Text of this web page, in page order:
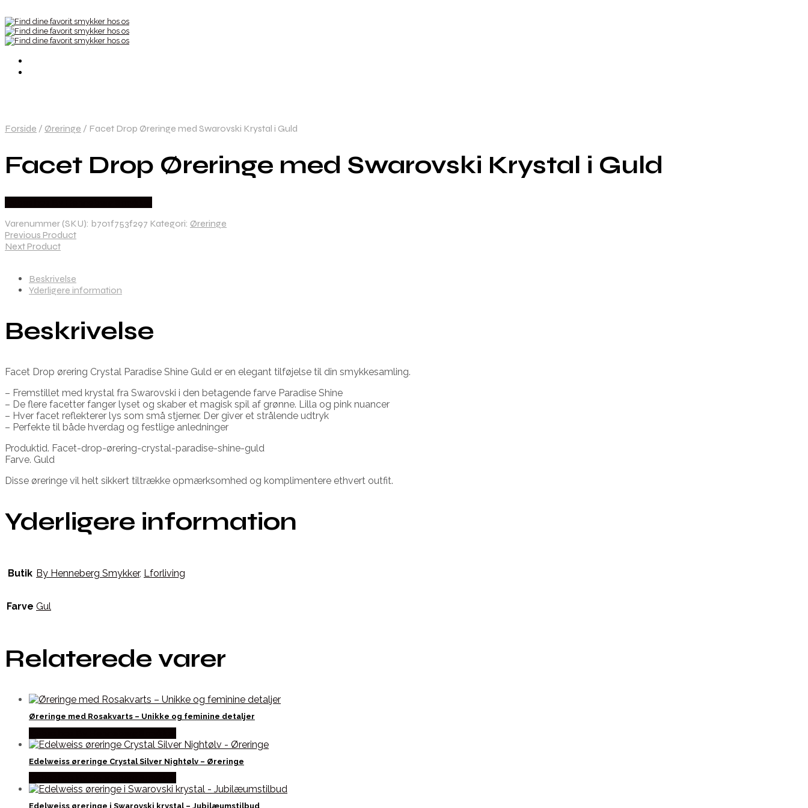
Forside / Øreringe / Facet Drop Øreringe med Swarovski Krystal i Guld
Facet Drop Øreringe med Swarovski Krystal i Guld
Varenummer (SKU): b701f753f297 Kategori: Øreringe
Previous Product
Next Product
Beskrivelse
Yderligere information
Beskrivelse
Facet Drop ørering Crystal Paradise Shine Guld er en elegant tilføjelse til din smykkesamling.
– Fremstillet med krystal fra Swarovski i den betagende farve Paradise Shine
– De flere facetter fanger lyset og skaber et magisk spil af grønne. Lilla og pink nuancer
– Hver facet reflekterer lys som små stjerner. Der giver et strålende udtryk
– Perfekte til både hverdag og festlige anledninger
Produktid. Facet-drop-ørering-crystal-paradise-shine-guld
Farve. Guld
Disse øreringe vil helt sikkert tiltrække opmærksomhed og komplimentere ethvert outfit.
Yderligere information
Butik By Henneberg Smykker, Lforliving
Farve Gul
Relaterede varer
Øreringe med Rosakvarts – Unikke og feminine detaljer
Edelweiss øreringe Crystal Silver Nightølv – Øreringe
Edelweiss øreringe i Swarovski krystal – Jubilæumstilbud